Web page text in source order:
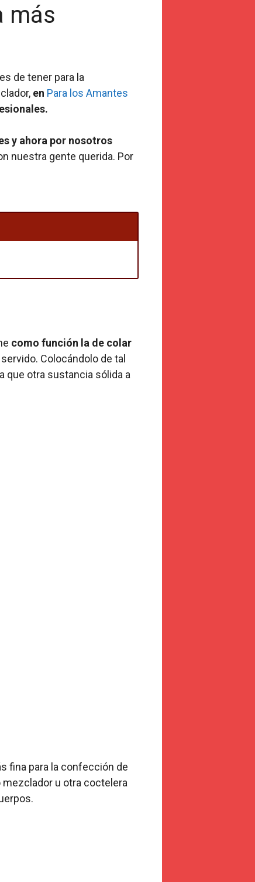
más
de tener para la
en Para los Amantes
y ahora por nosotros
nuestra gente querida. Por
como función la de colar
Colocándolo de tal
que otra sustancia sólida a
fina para la confección de
u otra coctelera